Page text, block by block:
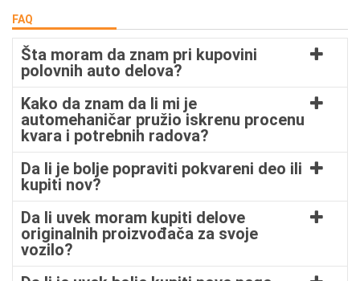
FAQ
Šta moram da znam pri kupovini
polovnih auto delova?
Kako da znam da li mi je
automehaničar pružio iskrenu procenu
kvara i potrebnih radova?
Da li je bolje popraviti pokvareni deo ili
kupiti nov?
Da li uvek moram kupiti delove
originalnih proizvođača za svoje
vozilo?